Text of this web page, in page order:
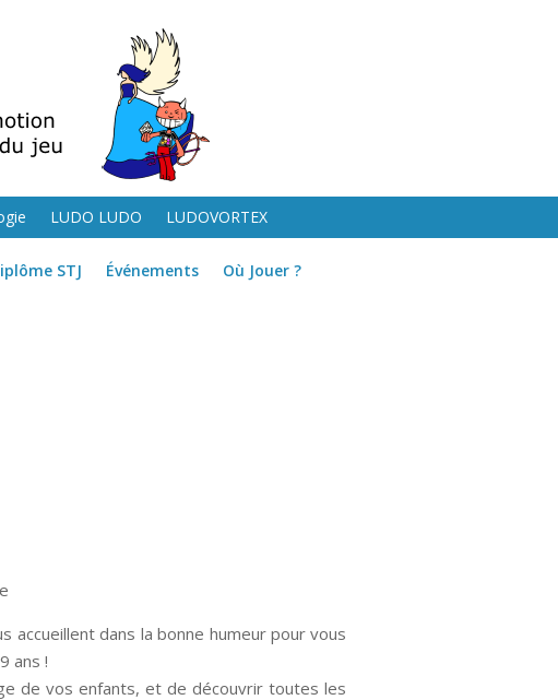
LUDO LUDO LUDOVORTEX
STJ Événements Où Jouer ?
accueillent dans la bonne humeur pour vous
ans !
de vos enfants, et de découvrir toutes les